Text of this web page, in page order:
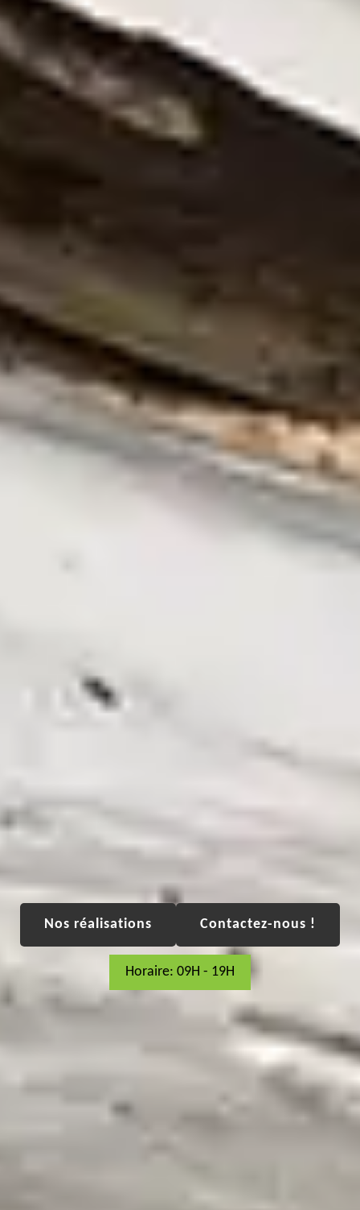
Nos réalisations Contactez-nous !
Horaire: 09H - 19H